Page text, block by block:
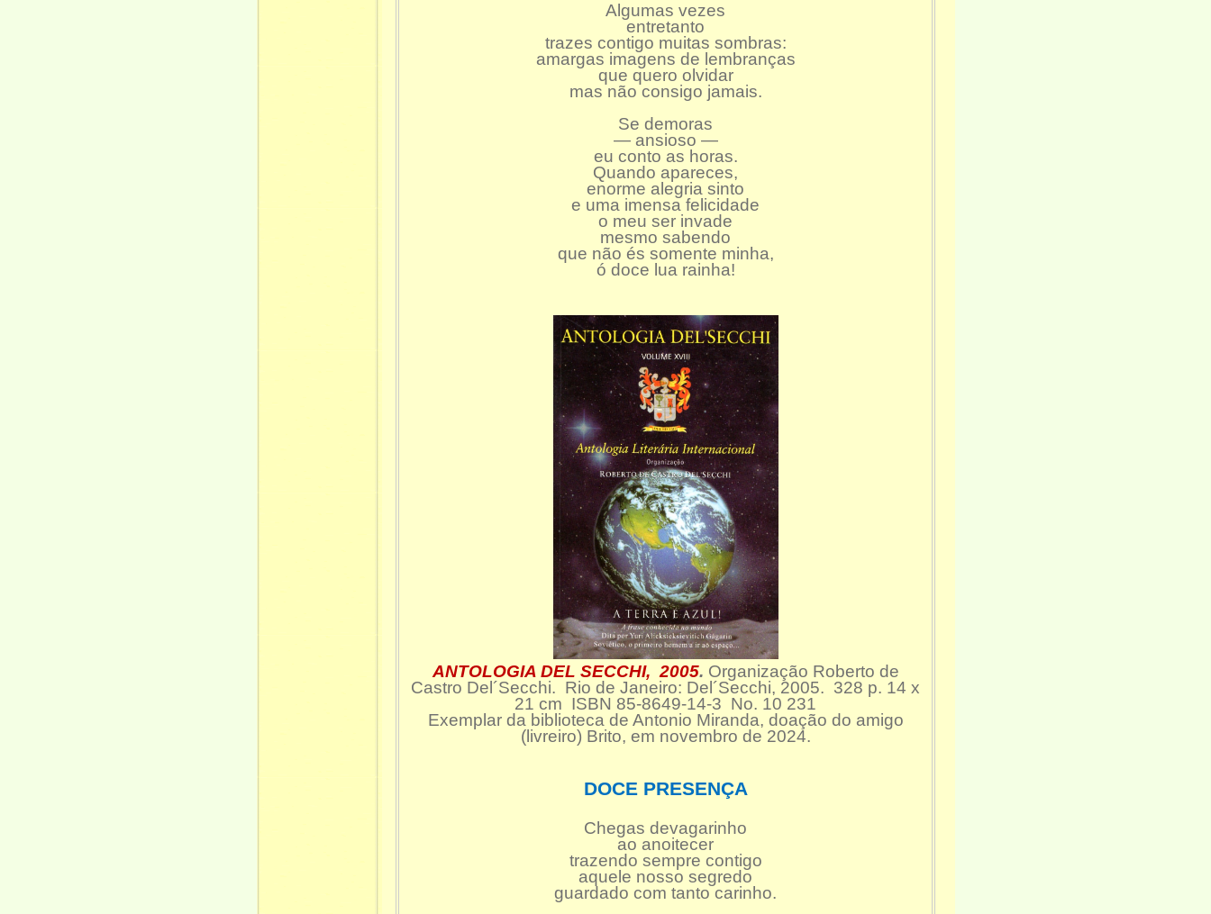
Algumas vezes
entretanto
trazes contigo muitas sombras:
amargas imagens de lembranças
que quero olvidar
mas não consigo jamais.
Se demoras
— ansioso —
eu conto as horas.
Quando apareces,
enorme alegria sinto
e uma imensa felicidade
o meu ser invade
mesmo sabendo
que não és somente minha,
ó doce lua rainha!
ANTOLOGIA DEL SECCHI, 2005. Organização Roberto de
Castro Del´Secchi. Rio de Janeiro: Del´Secchi, 2005. 328 p. 14 x
21 cm ISBN 85-8649-14-3 No. 10 231
Exemplar da biblioteca de Antonio Miranda, doação do amigo
(livreiro) Brito, em novembro de 2024.
DOCE PRESENÇA
Chegas devagarinho
ao anoitecer
trazendo sempre contigo
aquele nosso segredo
guardado com tanto carinho.